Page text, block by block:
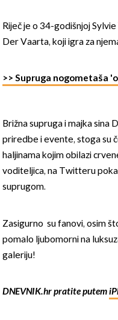
Riječ je o 34-godišnjoj
Der Vaarta, koji igra za
>> Supruga nogometaša
Brižna supruga i majka sina
priredbe i evente, stoga su
haljinama kojim obilazi
voditeljica, na Twitteru
suprugom.
Zasigurno su fanovi, osim
pomalo ljubomorni na
galeriju!
DNEVNIK.hr pratite putem